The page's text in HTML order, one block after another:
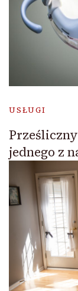
USŁUGI
jednego z